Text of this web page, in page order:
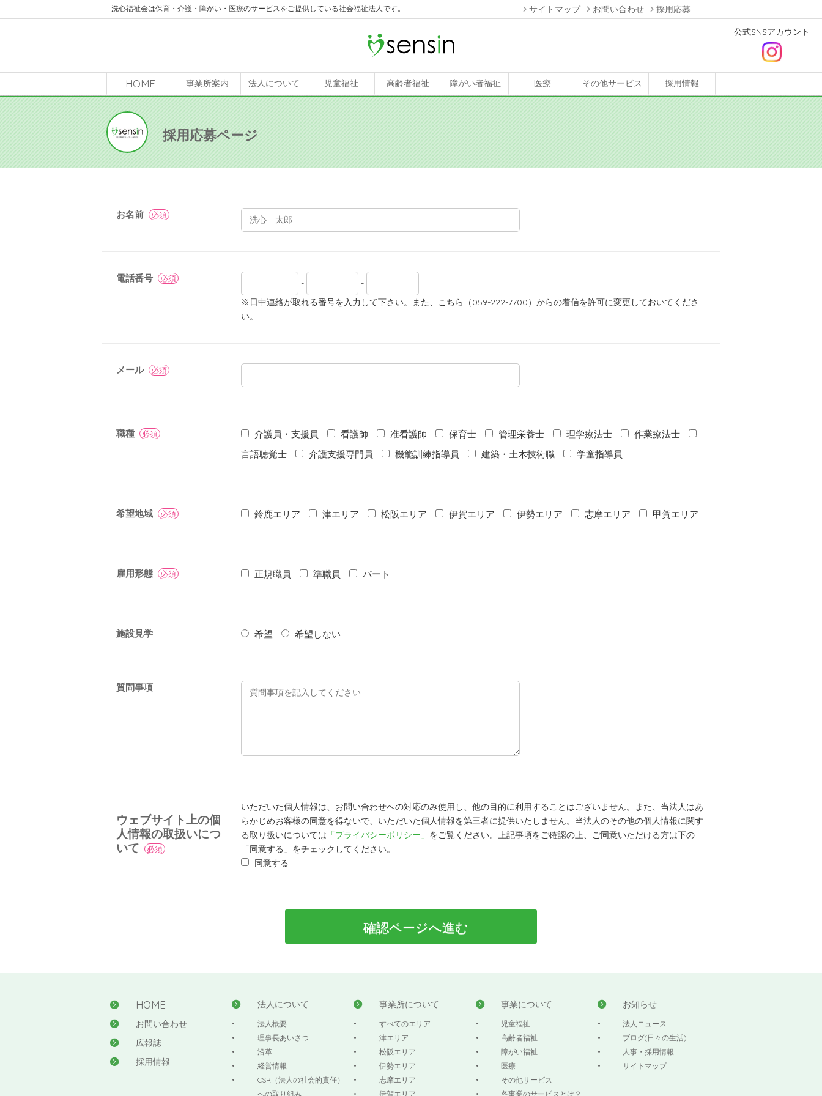
洗心福祉会は保育・介護・障がい・医療のサービスをご提供している社会福祉法人です。 サイトマップ お問い合わせ 採用応募
公式SNSアカウント
HOME 事業所案内 法人について 児童福祉 高齢者福祉 障がい者福祉 医療 その他サービス 採用情報
採用応募ページ
お名前 必須
電話番号 必須 -
-
※日中連絡が取れる番号を入力して下さい。また、こちら（059-222-7700）からの着信を許可に変更しておいてくださ
い。
メール 必須
職種 必須 介護員・支援員 看護師 准看護師 保育士 管理栄養士 理学療法士
作業療法士
言語聴覚士
介護支援専門員 機能訓練指導員 建築・土木技術職 学童指導員
希望地域 必須 鈴鹿エリア 津エリア 松阪エリア 伊賀エリア 伊勢エリア 志摩エリア 甲賀エリア
雇用形態 必須 正規職員 準職員 パート
施設見学 希望 希望しない
質問事項
ウェブサイト上の個
人情報の取扱いにつ
いて
必須
いただいた個人情報は、お問い合わせへの対応のみ使用し、他の目的に利用することはございません。また、当法人はあ
らかじめお客様の同意を得ないで、いただいた個人情報を第三者に提供いたしません。当法人のその他の個人情報に関す
る取り扱いについては 「プライバシーポリシー」 をご覧ください。上記事項をご確認の上、ご同意いただける方は下の
「同意する」をチェックしてください。
同意する
HOME
お問い合わせ
広報誌
採用情報
法人について
法人概要
理事長あいさつ
沿革
経営情報
CSR（法人の社会的責任）
への取り組み
事業所について
すべてのエリア
津エリア
松阪エリア
伊勢エリア
志摩エリア
伊賀エリア
事業について
児童福祉
高齢者福祉
障がい福祉
医療
その他サービス
各事業のサービスとは？
お知らせ
法人ニュース
ブログ(日々の生活)
人事・採用情報
サイトマップ